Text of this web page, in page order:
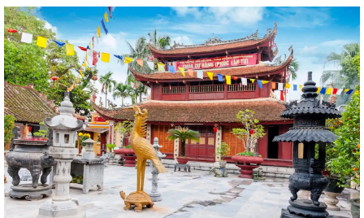
Quy định mới về 19 điều đảng viên không được làm
Thông qua chính sách hỗ trợ người hoạt động không chuyên trách tại
thôn, tổ dân phố nghỉ...
Công an xã Thanh Hà xử phạt vi phạm hành chính 110 triệu đồng đối
với 7 cơ sở kinh doanh có điều...
Hội nghị toàn quốc nghiên cứu, học tập, quán triệt và triển khai thực
hiện Nghị quyết Hội nghị lần...
Ban đại diện Hội đồng quản trị Ngân hàng Chính sách xã hội xã Thanh